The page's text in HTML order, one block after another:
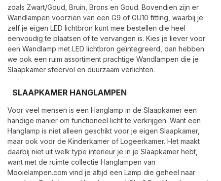
zoals Zwart/Goud, Bruin, Brons en Goud. Bovendien zijn er
Wandlampen voorzien van een G9 of GU10 fitting, waarbij je
zelf je eigen LED lichtbron kunt mee bestellen die heel
eenvoudig te plaatsen of te vervangen is. Kies je liever voor
een Wandlamp met LED lichtbron geïntegreerd, dan hebben
we ook een ruim assortiment prachtige Wandlampen die je
Slaapkamer sfeervol en duurzaam verlichten.
SLAAPKAMER HANGLAMPEN
Voor veel mensen is een Hanglamp in de Slaapkamer een
handige manier om functioneel licht te verkrijgen. Want een
Hanglamp is niet alleen geschikt voor je eigen Slaapkamer,
maar ook voor de Kinderkamer of Logeerkamer. Het maakt
daarbij niet uit welk type interieur je in je Slaapkamer hebt,
want met de ruimte collectie Hanglampen van
Mooielampen.com vind je altijd een Lamp die geheel naar